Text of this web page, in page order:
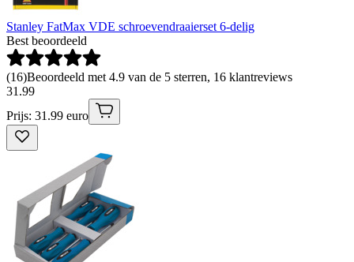
Stanley FatMax VDE schroevendraaierset 6-delig
Best beoordeeld
(16)Beoordeeld met 4.9 van de 5 sterren, 16 klantreviews
31 .99
Prijs: 31.99 euro